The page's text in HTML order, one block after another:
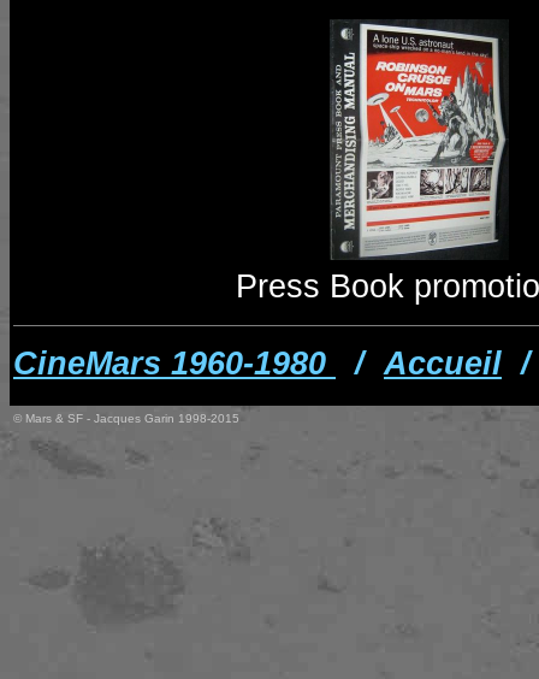
Press Book
CineMars 1960-1980 /Accueil /
© Mars & SF - Jacques Garin 1998-2015